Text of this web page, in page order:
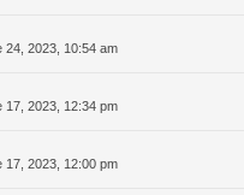
24, 2023, 10:54 am
17, 2023, 12:34 pm
17, 2023, 12:00 pm